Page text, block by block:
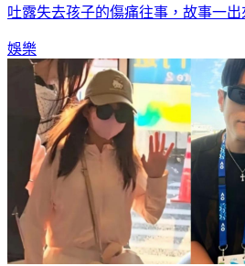
吐露失去孩子的傷痛往事，故事一出
娛樂